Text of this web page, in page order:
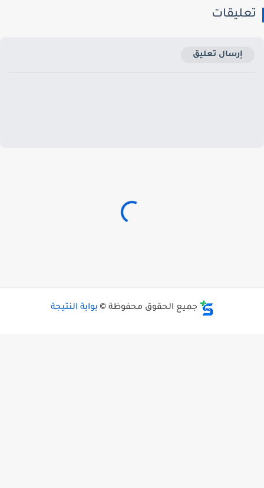
إرسال تعليق
جميع الحقوق محفوظة © بوابة النتيجة